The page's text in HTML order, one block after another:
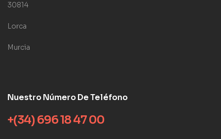
30814
Lorca
Murcia
Nuestro Número De Teléfono
+(34) 696 18 47 00